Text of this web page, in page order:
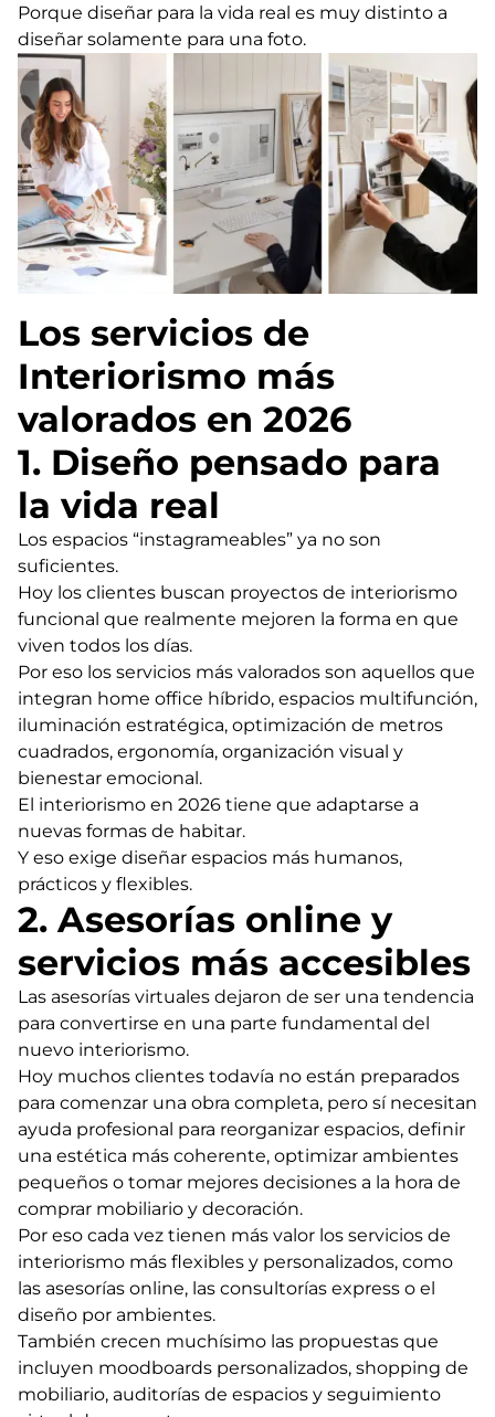
Porque diseñar para la vida real es muy distinto a
diseñar solamente para una foto.
Los servicios de
Interiorismo más
valorados en 2026
1. Diseño pensado para
la vida real
Los espacios “instagrameables” ya no son
suficientes.
Hoy los clientes buscan proyectos de interiorismo
funcional que realmente mejoren la forma en que
viven todos los días.
Por eso los servicios más valorados son aquellos que
integran home office híbrido, espacios multifunción,
iluminación estratégica, optimización de metros
cuadrados, ergonomía, organización visual y
bienestar emocional.
El interiorismo en 2026 tiene que adaptarse a
nuevas formas de habitar.
Y eso exige diseñar espacios más humanos,
prácticos y flexibles.
2. Asesorías online y
servicios más accesibles
Las asesorías virtuales dejaron de ser una tendencia
para convertirse en una parte fundamental del
nuevo interiorismo.
Hoy muchos clientes todavía no están preparados
para comenzar una obra completa, pero sí necesitan
ayuda profesional para reorganizar espacios, definir
una estética más coherente, optimizar ambientes
pequeños o tomar mejores decisiones a la hora de
comprar mobiliario y decoración.
Por eso cada vez tienen más valor los servicios de
interiorismo más flexibles y personalizados, como
las asesorías online, las consultorías express o el
diseño por ambientes.
También crecen muchísimo las propuestas que
incluyen moodboards personalizados, shopping de
mobiliario, auditorías de espacios y seguimiento